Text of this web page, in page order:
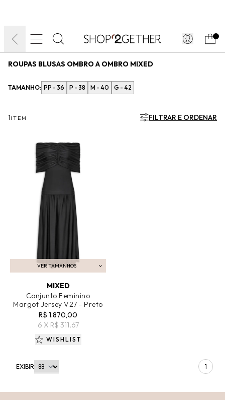
ROUPAS BLUSAS OMBRO A OMBRO MIXED
TAMANHO: PP - 36 P - 38 M - 40 G - 42
1ITEM FILTRAR E ORDENAR
VER TAMANHOS
ADICIONAR AO CARRINHO
MIXED
Conjunto Feminino
Margot Jersey V27 - Preto
R$ 1.870,00
6 X R$ 311,67
WISHLIST
EXIBIR 1